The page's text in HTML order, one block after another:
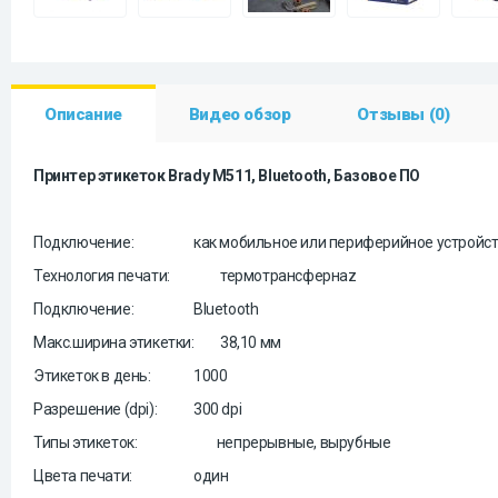
Описание Видео обзор Отзывы (0)
Принтер этикеток Brady M511, Bluetooth, Базовое ПО
Подключение:
как мобильное или периферийное
Технология печати:
термотрансфернаz
Подключение:
Bluetooth
Макс.ширина этикетки:
38,10 мм
Этикеток в день:
1000
Разрешение (dpi):
300 dpi
Типы этикеток:
непрерывные, вырубные
Цвета печати:
один